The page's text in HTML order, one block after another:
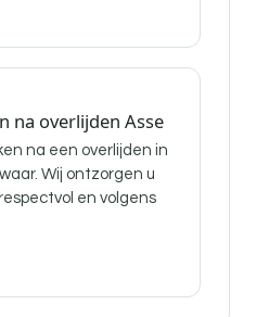
na overlijden Asse
na een overlijden in
Wij ontzorgen u
en volgens